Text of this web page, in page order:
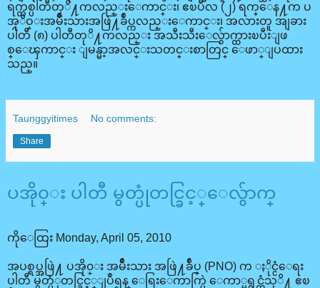
ရက္တစ္ပါတီတုိ႔ကလည္းေကာင္း၊ ဧၿပီလ (၂) ရက္ေန႔က ပ
အုိဝ္းအမ်ဳိးသားအဖြဲ႔ခ်ဳပ္ကလည္းေကာင္း၊ အလားတူ အျခား
ပါတီ (၈) ပါတီတုိ႔ကလည္း အသီးသီးေလွ်ာက္ထားၿပီးျဖ
စ္ေၾကာင္း ျမန္မာ့အလင္းသတင္းစာတြင္ ေဖာ္ျပထား
သည္။
Taunggyitimes No comments:
Share
ပအို၀္း ပါတီ မွတ္ပုံတင္ခြင့္ေလွ်ာက္
ကိုေထြး Monday, April 05, 2010
အပစ္ရပ္အဖြဲ႔ ပအို၀္း အမ်ိဳးသား အဖြဲ႔ခ်ဳပ္ (PNO) က ႏိုင္ငံေရး
ပါတီ မွတ္ပံုတင္ခြင့္ျပဳရန္ ေရြးေကာက္ပြဲ ေကာ္မရွင္ထံသုိ႔ ဧၿ